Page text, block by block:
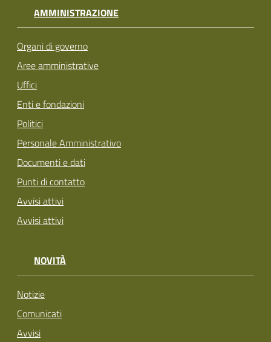
AMMINISTRAZIONE
Organi di governo
Aree amministrative
Uffici
Enti e fondazioni
Politici
Personale Amministrativo
Documenti e dati
Punti di contatto
Avvisi attivi
Avvisi attivi
NOVITÀ
Notizie
Comunicati
Avvisi